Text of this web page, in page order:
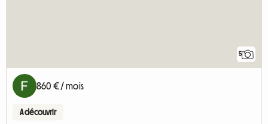
5
860 € / mois
A découvrir